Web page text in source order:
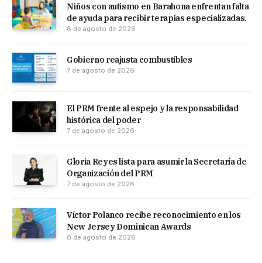
Niños con autismo en Barahona enfrentan falta
de ayuda para recibir terapias especializadas.
8 de agosto de 2026
Gobierno reajusta combustibles
7 de agosto de 2026
El PRM frente al espejo y la responsabilidad
histórica del poder
7 de agosto de 2026
Gloria Reyes lista para asumir la Secretaría de
Organización del PRM
7 de agosto de 2026
Víctor Polanco recibe reconocimiento en los
New Jersey Dominican Awards
6 de agosto de 2026